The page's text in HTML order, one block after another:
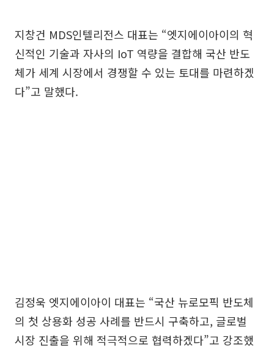
지창건 MDS인텔리전스 대표는 “엣지에이아이의 혁
신적인 기술과 자사의 IoT 역량을 결합해 국산 반도
체가 세계 시장에서 경쟁할 수 있는 토대를 마련하겠
다”고 말했다.
김정욱 엣지에이아이 대표는 “국산 뉴로모픽 반도체
의 첫 상용화 성공 사례를 반드시 구축하고, 글로벌
시장 진출을 위해 적극적으로 협력하겠다”고 강조했